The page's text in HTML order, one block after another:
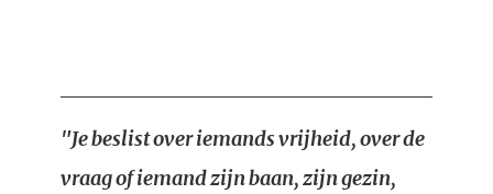
"Je beslist over iemands vrijheid, over de
vraag of iemand zijn baan, zijn gezin,